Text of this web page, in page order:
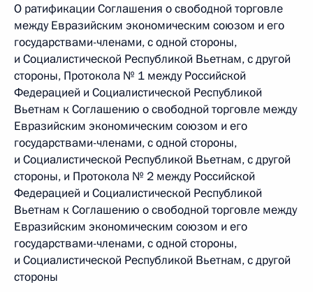
О ратификации Соглашения о свободной торговле
между Евразийским экономическим союзом и его
государствами-членами, с одной стороны,
и Социалистической Республикой Вьетнам, с другой
стороны, Протокола № 1 между Российской
Федерацией и Социалистической Республикой
Вьетнам к Соглашению о свободной торговле между
Евразийским экономическим союзом и его
государствами-членами, с одной стороны,
и Социалистической Республикой Вьетнам, с другой
стороны, и Протокола № 2 между Российской
Федерацией и Социалистической Республикой
Вьетнам к Соглашению о свободной торговле между
Евразийским экономическим союзом и его
государствами-членами, с одной стороны,
и Социалистической Республикой Вьетнам, с другой
стороны